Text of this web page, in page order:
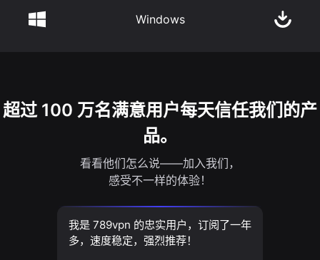
Windows
超过 100 万名满意用户每天信任我们的产
品。
看看他们怎么说——加入我们，
感受不一样的体验！
我是 789vpn 的忠实用户，订阅了一年
多，速度稳定，强烈推荐！